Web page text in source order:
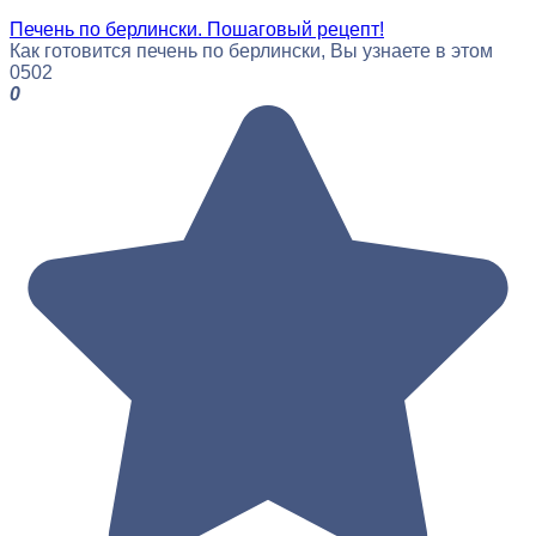
Печень по берлински. Пошаговый рецепт!
Как готовится печень по берлински, Вы узнаете в этом
0502
0